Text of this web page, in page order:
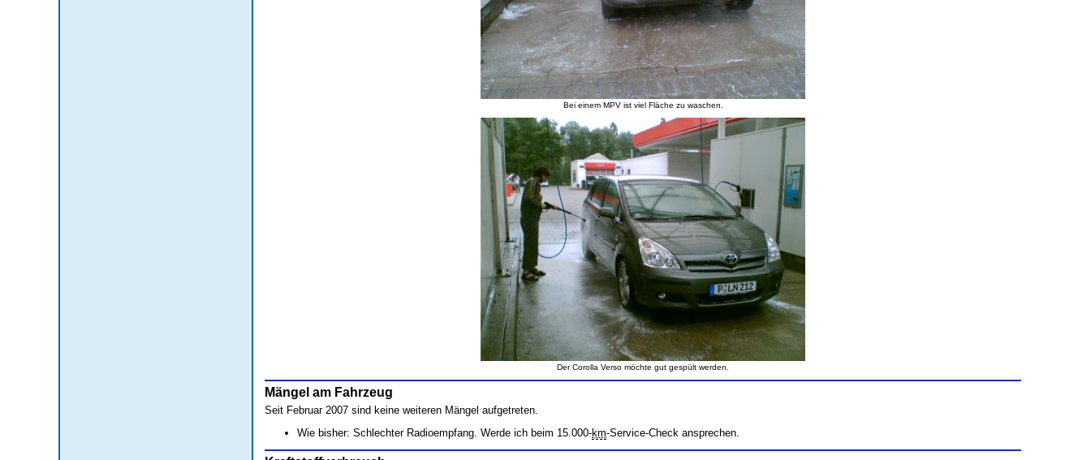
Bei einem MPV ist viel Fläche zu waschen.
Der Corolla Verso möchte gut gespült werden.
Mängel am Fahrzeug
Seit Februar 2007 sind keine weiteren Mängel aufgetreten.
Wie bisher: Schlechter Radioempfang. Werde ich beim 15.000-km-Service-Check ansprechen.